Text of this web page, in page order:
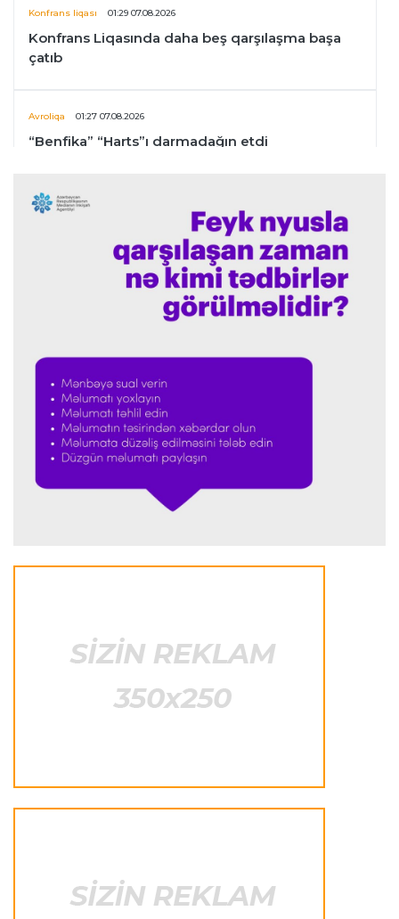
Konfrans liqası 01:29 07.08.2026
Konfrans Liqasında daha beş qarşılaşma başa
çatıb
Avroliqa 01:27 07.08.2026
“Benfika” “Harts”ı darmadağın etdi
İspaniya L.L.
"Barselona" Mərakeş klubuna qarşı keçirilməsi
planlaşdırılan yoldaşlıq oyununu ləğv etdi
23:59 06.08.2026
"Prezident səlahiyyətlərindən sui-istifadə edib"
Formula-1 23:51 06.08.2026
"Antonelli çox etibarlı pilota çevrilib"
Formula-1 23:44 06.08.2026
"Antonelli mövsümün ən yaxşı pilotlarından
bənzəyir"
23:38 06.08.2026
İtaliya S.A. 23:27 06.08.2026